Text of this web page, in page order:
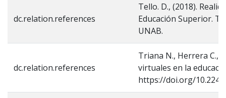
dc.relation.references
Tello. D., (2018).
Educación Superior.
UNAB.
dc.relation.references
Triana N., Herrera C.,
virtuales en la
https://doi.org/